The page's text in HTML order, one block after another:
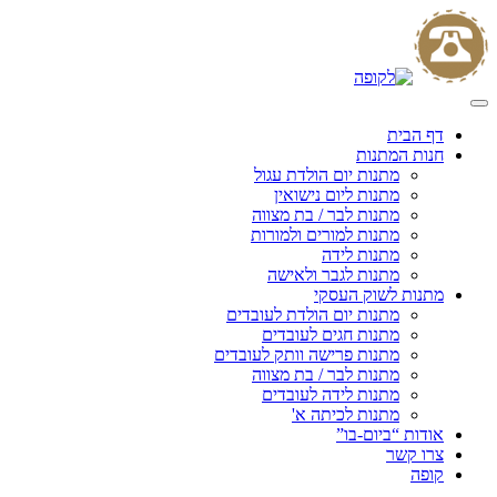
Skip
to
content
דף הבית
חנות המתנות
מתנות יום הולדת עגול
מתנות ליום נישואין
מתנות לבר / בת מצווה
מתנות למורים ולמורות
מתנות לידה
מתנות לגבר ולאישה
מתנות לשוק העסקי
מתנות יום הולדת לעובדים
מתנות חגים לעובדים
מתנות פרישה וותק לעובדים
מתנות לבר / בת מצווה
מתנות לידה לעובדים
מתנות לכיתה א'
אודות “ביום-בו”
צרו קשר
קופה